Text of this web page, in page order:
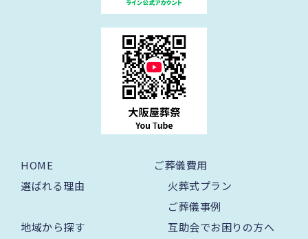
HOME
選ばれる理由
地域から探す
ご葬儀費用
火葬式プラン
ご葬儀事例
互助会でお困りの方へ